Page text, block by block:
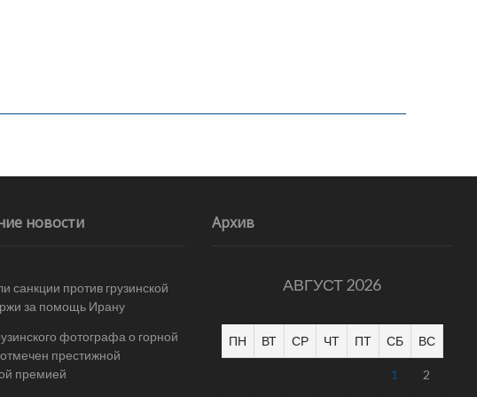
новости
санкции против грузинской
за помощь Ирану
фотографа о горной
престижной
премией
Архив
АВГУСТ 2026
ПН ВТ СР ЧТ ПТ СБ ВС
1 2